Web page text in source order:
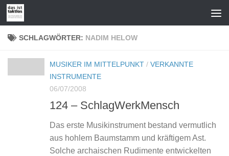
Zum Inhalt springen
SCHLAGWÖRTER: NADIM HELOW
MUSIKER IM MITTELPUNKT / VERKANNTE
INSTRUMENTE
06/07/2008
124 – SchlagWerkMensch
Das erste Musikinstrument bestand vermutlich
aus hohlem Baumstamm und kräftigem Ast.
Solche archaischen Rudimente entwickelten